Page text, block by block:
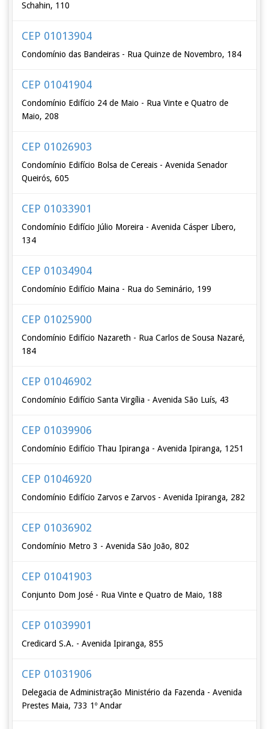
Schahin, 110
CEP 01013904
Condomínio das Bandeiras - Rua Quinze de Novembro, 184
CEP 01041904
Condomínio Edifício 24 de Maio - Rua Vinte e Quatro de
Maio, 208
CEP 01026903
Condomínio Edifício Bolsa de Cereais - Avenida Senador
Queirós, 605
CEP 01033901
Condomínio Edifício Júlio Moreira - Avenida Cásper Líbero,
134
CEP 01034904
Condomínio Edifício Maina - Rua do Seminário, 199
CEP 01025900
Condomínio Edifício Nazareth - Rua Carlos de Sousa Nazaré,
184
CEP 01046902
Condomínio Edifício Santa Virgília - Avenida São Luís, 43
CEP 01039906
Condomínio Edifício Thau Ipiranga - Avenida Ipiranga, 1251
CEP 01046920
Condomínio Edifício Zarvos e Zarvos - Avenida Ipiranga, 282
CEP 01036902
Condomínio Metro 3 - Avenida São João, 802
CEP 01041903
Conjunto Dom José - Rua Vinte e Quatro de Maio, 188
CEP 01039901
Credicard S.A. - Avenida Ipiranga, 855
CEP 01031906
Delegacia de Administração Ministério da Fazenda - Avenida
Prestes Maia, 733 1º Andar